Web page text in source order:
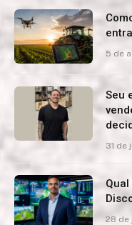
5 de
Seu
31 de
28 de